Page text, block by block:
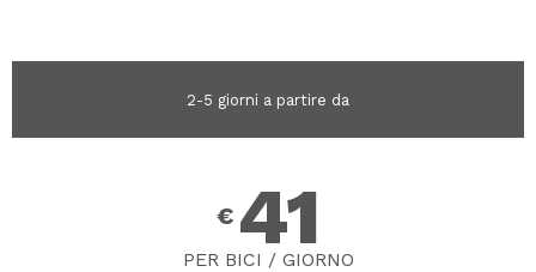
2-5 giorni a partire da
€ 41
PER BICI / GIORNO